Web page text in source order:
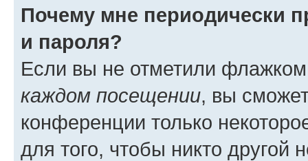
Почему мне периодически
и пароля?
Если вы не отметили
каждом посещении, вы
конференции только
для того, чтобы никто другой